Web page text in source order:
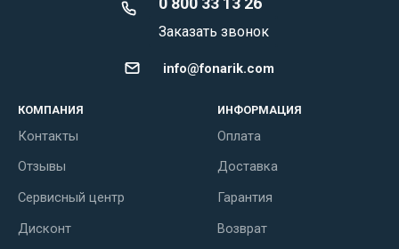
Заказать звонок
info@fonarik.com
КОМПАНИЯ
Контакты
Отзывы
Сервисный центр
Дисконт
ИНФОРМАЦИЯ
Оплата
Доставка
Гарантия
Возврат